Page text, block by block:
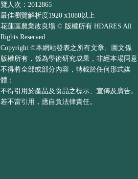
覽人次：2012865
最佳瀏覽解析度1920 x1080以上
花蓮區農業改良場 © 版權所有 HDARES All
Rights Reserved
Copyright ©本網站發表之所有文章、圖文係
版權所有，係為學術研究成果，非經本場同意
不得將全部或部分內容，轉載於任何形式媒
體；
不得引用於產品及食品之標示、宣傳及廣告。
若不當引用，應自負法律責任。